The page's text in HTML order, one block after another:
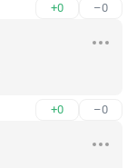
+0 –0
+0 –0